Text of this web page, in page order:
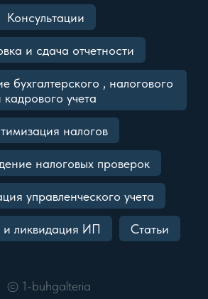
Консультации
и сдача отчетности
бухгалтерского , налогового
кадрового учета
налогов
налоговых проверок
управленческого учета
и ликвидация ИП Статьи
© 1-buhgalteria